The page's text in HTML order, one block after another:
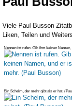
Viele Paul Busson
Liken, Teilen und
Nennen ist rufen. Gib ihm keinen
mehr. (Paul Bus
Ein Schelm, der mehr gibt als er hat.